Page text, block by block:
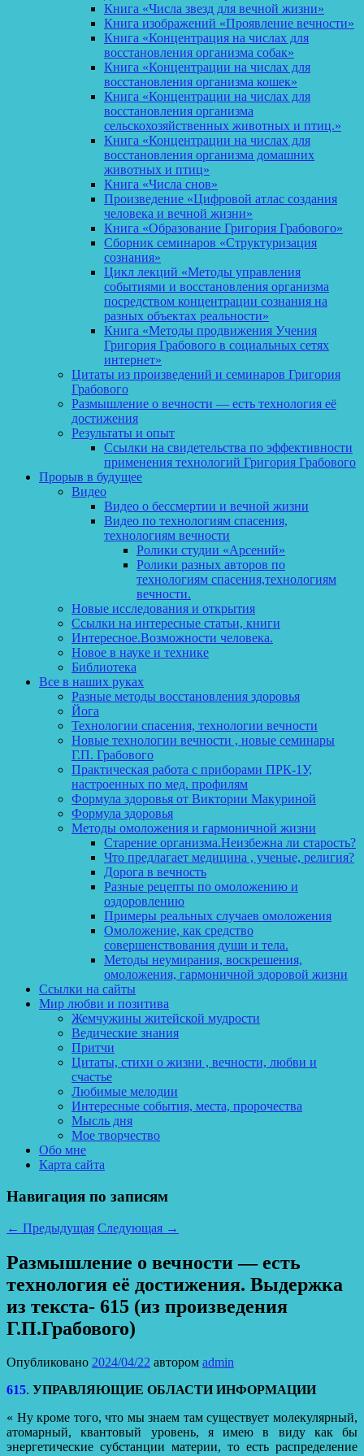
Книга «Числа звезд для вечной жизни»
Книга изображений «Проявление вечности»
Книга «Концентрация на числах для
восстановления организма собак»
Книга «Концентрации на числах для
восстановления организма кошек»
Книга «Концентрации на числах для
восстановления организма
сельскохозяйственных животных и птиц.»
Книга «Концентрации на числах для
восстановления организма домашних
животных и птиц»
Книга «Числа снов»
Произведение «Цифровой атлас создания
человека и вечной жизни»
Книга «Образование Григория Грабового»
Сборник семинаров «Структуризация
сознания»
Цикл лекций «Методы управления
событиями и восстановления организма
посредством концентрации сознания на
разных объектах реальности»
Книга «Методы продвижения Учения
Григория Грабового в социальных сетях
интернет»
Цитаты из произведений и семинаров Григория
Грабового
Размышление о вечности — есть технология её
достижения
Результаты и опыт
Ссылки на свидетельства по эффективности
применения технологий Григория Грабового
Прорыв в будущее
Видео
Видео о бессмертии и вечной жизни
Видео по технологиям спасения,
технологиям вечности
Ролики студии «Арсений»
Ролики разных авторов по
технологиям спасения,технологиям
вечности.
Новые исследования и открытия
Ссылки на интересные статьи, книги
Интересное.Возможности человека.
Новое в науке и технике
Библиотека
Все в наших руках
Разные методы восстановления здоровья
Йога
Технологии спасения, технологии вечности
Новые технологии вечности , новые семинары
Г.П. Грабового
Практическая работа с приборами ПРК-1У,
настроенных по мед. профилям
Формула здоровья от Виктории Макуриной
Формула здоровья
Методы омоложения и гармоничной жизни
Старение организма.Неизбежна ли старость?
Что предлагает медицина , ученые, религия?
Дорога в вечность
Разные рецепты по омоложению и
оздоровлению
Примеры реальных случаев омоложения
Омоложение, как средство
совершенствования души и тела.
Методы неумирания, воскрешения,
омоложения, гармоничной здоровой жизни
Ссылки на сайты
Мир любви и позитива
Жемчужины житейской мудрости
Ведические знания
Притчи
Цитаты, стихи о жизни , вечности, любви и
счастье
Любимые мелодии
Интересные события, места, пророчества
Мысль дня
Мое творчество
Обо мне
Карта сайта
Навигация по записям
← Предыдущая Следующая →
Размышление о вечности — есть
технология её достижения. Выдержка
из текста- 615 (из произведения
Г.П.Грабового)
Опубликовано 2024/04/22 автором admin
615. УПРАВЛЯЮЩИЕ ОБЛАСТИ ИНФОРМАЦИИ
« Ну кроме того, что мы знаем там существует молекулярный,
атомарный, квантовый уровень, я имею в виду как бы
энергетические субстанции материи, то есть распределение